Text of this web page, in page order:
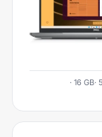
· 16 GB·